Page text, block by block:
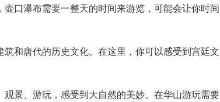
口瀑布需要一整天的时间来游览，可能会让你时间
和唐代的历史文化。在这里，你可以感受到宫廷文
景、游玩，感受到大自然的美妙。在华山游玩需要